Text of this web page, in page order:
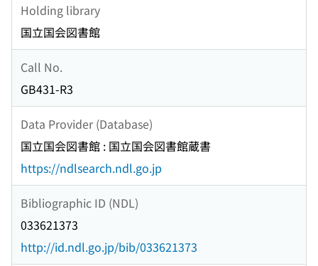
Holding library
国立国会図書館
Call No.
GB431-R3
Data Provider (Database)
国立国会図書館 : 国立国会図書館蔵書
https://ndlsearch.ndl.go.jp
Bibliographic ID (NDL)
033621373
http://id.ndl.go.jp/bib/033621373